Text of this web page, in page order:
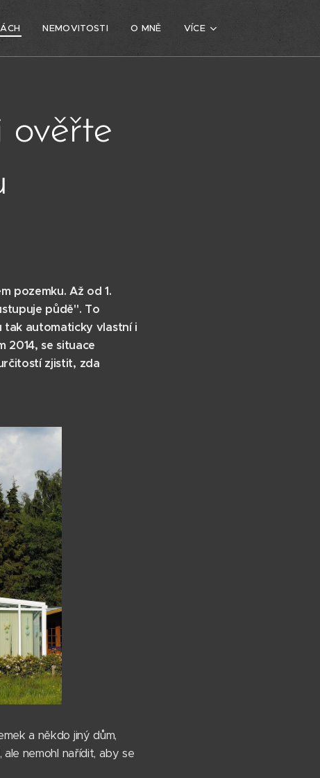
NEMOVITOSTI O MNĚ VÍCE
ověřte
pozemku. Až od 1.
půdě". To
tak automaticky vlastní i
2014, se situace
zjistit, zda
a někdo jiný dům,
nemohl nařídit, aby se